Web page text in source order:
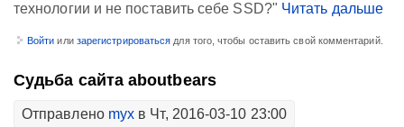
технологии и не поставить себе SSD?" Читать дальше
Войти или зарегистрироваться для того, чтобы оставить свой комментарий.
Судьба сайта aboutbears
Отправлено myx в Чт, 2016-03-10 23:00